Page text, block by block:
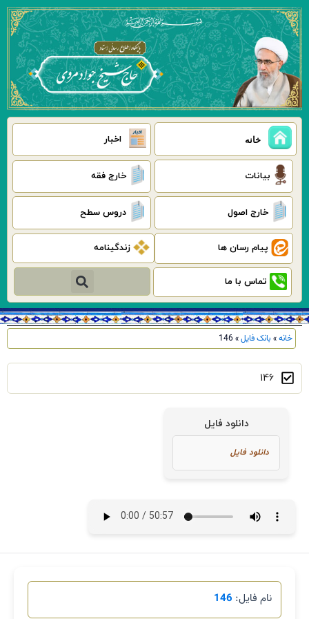
پرش
محتوا
خانه اخبار
بیانات خارج فقه
خارج اصول دروس سطح
پیام رسان ها زندگینامه
تماس با ما جستجو
خانه» بانک فایل»
146
146
دانلود فایل
نام فایل: 146